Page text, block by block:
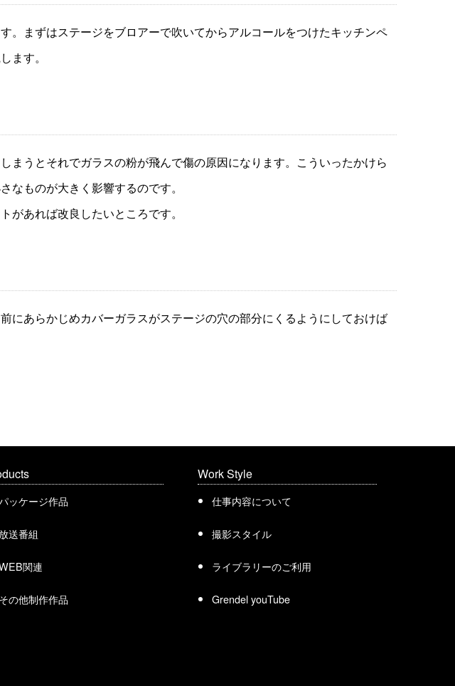
。まずはステージをブロアーで吹いてからアルコールをつけたキッチンペ
ます。
うとそれでガラスの粉が飛んで傷の原因になります。こういったかけら
なものが大きく影響するのです。
があれば改良したいところです。
にあらかじめカバーガラスがステージの穴の部分にくるようにしておけば
ッケージ作品
送番組
関連
その他制作作品
Work Style
仕事内容について
撮影スタイル
ライブラリーのご利用
Grendel youTube